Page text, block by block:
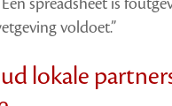
voldoet.”
lokale